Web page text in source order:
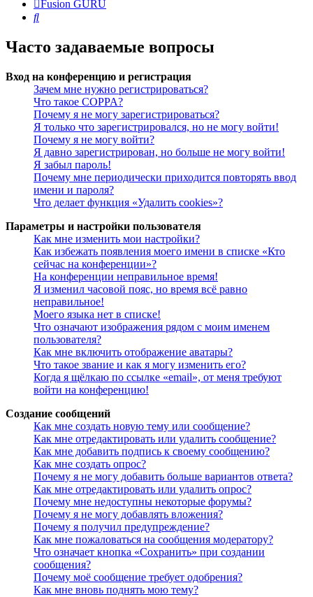
Fusion GURU
Поиск
Часто задаваемые вопросы
Вход на конференцию и регистрация
Зачем мне нужно регистрироваться?
Что такое COPPA?
Почему я не могу зарегистрироваться?
Я только что зарегистрировался, но не могу войти!
Почему я не могу войти?
Я давно зарегистрирован, но больше не могу войти!
Я забыл пароль!
Почему мне периодически приходится повторять ввод
имени и пароля?
Что делает функция «Удалить cookies»?
Параметры и настройки пользователя
Как мне изменить мои настройки?
Как избежать появления моего имени в списке «Кто
сейчас на конференции»?
На конференции неправильное время!
Я изменил часовой пояс, но время всё равно
неправильное!
Моего языка нет в списке!
Что означают изображения рядом с моим именем
пользователя?
Как мне включить отображение аватары?
Что такое звание и как я могу изменить его?
Когда я щёлкаю по ссылке «email», от меня требуют
войти на конференцию!
Создание сообщений
Как мне создать новую тему или сообщение?
Как мне отредактировать или удалить сообщение?
Как мне добавить подпись к своему сообщению?
Как мне создать опрос?
Почему я не могу добавить больше вариантов ответа?
Как мне отредактировать или удалить опрос?
Почему мне недоступны некоторые форумы?
Почему я не могу добавлять вложения?
Почему я получил предупреждение?
Как мне пожаловаться на сообщения модератору?
Что означает кнопка «Сохранить» при создании
сообщения?
Почему моё сообщение требует одобрения?
Как мне вновь поднять мою тему?